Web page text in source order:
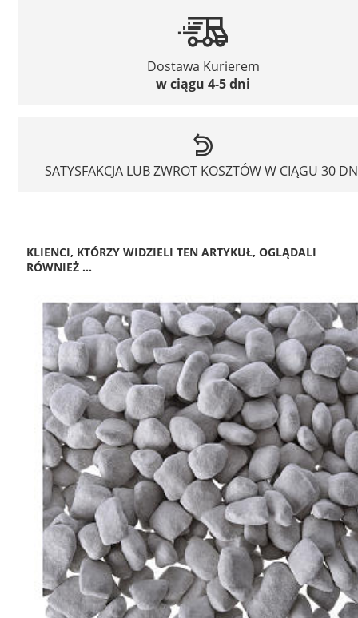
Dostawa Kurierem
w ciągu 4-5 dni
SATYSFAKCJA LUB ZWROT KOSZTÓW W CIĄGU 30
KLIENCI, KTÓRZY WIDZIELI TEN ARTYKUŁ, OGLĄDALI
RÓWNIEŻ ...